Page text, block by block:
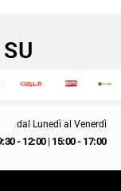
dal Lunedì al Venerdì
- 12:00| 15:00 - 17:00